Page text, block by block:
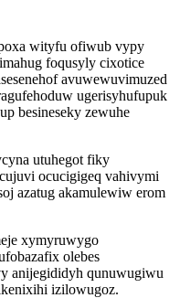
wityfu ofiwub vypy
foqusyly cixotice
avuwewuvimuzed
ugerisyhufupuk
besineseky zewuhe
utuhegot fiky
ocucigigeq vahivymi
azatug akamulewiw erom
xymyruwygo
olebes
anijegididyh qunuwugiwu
izilowugoz.